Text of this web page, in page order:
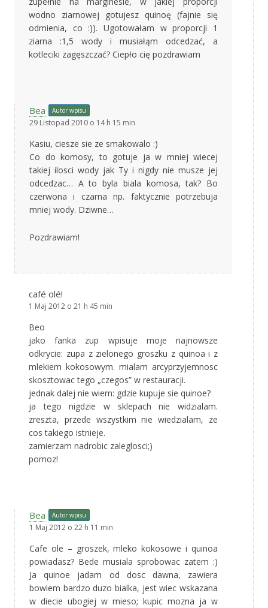
wodno ziarnowej gotujesz quinoę (fajnie się
odmienia, co :)). Ugotowałam w proporcji 1
ziarna :1,5 wody i musiałąm odcedzać, a
kotleciki zagęszczać? Ciepło cię pozdrawiam
Bea Autor wpisu
29 Listopad 2010 o 14 h 15 min
Kasiu, ciesze sie ze smakowalo :)
Co do komosy, to gotuje ja w mniej wiecej
takiej ilosci wody jak Ty i nigdy nie musze jej
odcedzac… A to byla biala komosa, tak? Bo
czerwona i czarna np. faktycznie potrzebuja
mniej wody. Dziwne…
Pozdrawiam!
café olé!
1 Maj 2012 o 21 h 45 min
Beo
jako fanka zup wpisuje moje najnowsze
odkrycie: zupa z zielonego groszku z quinoa i z
mlekiem kokosowym. mialam arcyprzyjemnosc
skosztowac tego „czegos” w restauracji.
jednak dalej nie wiem: gdzie kupuje sie quinoe?
ja tego nigdzie w sklepach nie widzialam.
zreszta, przede wszystkim nie wiedzialam, ze
cos takiego istnieje.
zamierzam nadrobic zaleglosci;)
pomoz!
Bea Autor wpisu
1 Maj 2012 o 22 h 11 min
Cafe ole – groszek, mleko kokosowe i quinoa
powiadasz? Bede musiala sprobowac zatem :)
Ja quinoe jadam od dosc dawna, zawiera
bowiem bardzo duzo bialka, jest wiec wskazana
w diecie ubogiej w mieso; kupic mozna ja w